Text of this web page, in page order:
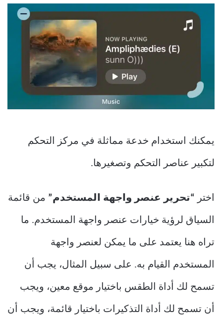
يمكنك استخدام خدعة مماثلة في مركز التحكم
لتكبير عناصر التحكم وتصغيرها.
اختر “تحرير عنصر واجهة المستخدم” من قائمة
السياق لرؤية خيارات عنصر واجهة المستخدم. ما
تراه هنا يعتمد على ما يمكن لعنصر واجهة
المستخدم القيام به. على سبيل المثال، يجب أن
تسمح لك أداة الطقس باختيار موقع معين، ويجب
أن تسمح لك أداة التذكيرات باختيار قائمة، ويجب أن